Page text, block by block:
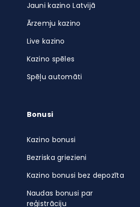
Jauni kazino Latvijā
Ārzemju kazino
Live kazino
Kazino spēles
Spēļu automāti
Bonusi
Kazino bonusi
Bezriska griezieni
Kazino bonusi bez depozīta
Naudas bonusi par
reģistrāciju